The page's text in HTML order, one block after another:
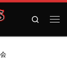
Search